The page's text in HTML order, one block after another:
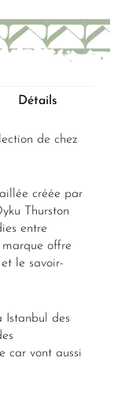
Détails
de chez
créée par
Thurston
entre
marque offre
le savoir-
Istanbul des
car vont aussi